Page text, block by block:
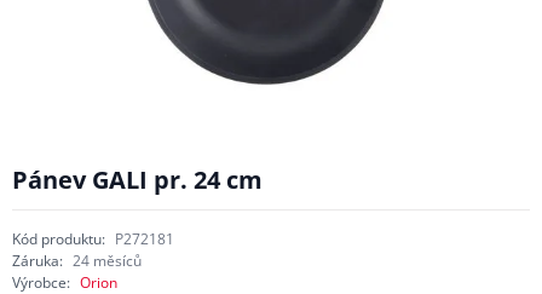
Pánev GALI pr. 24 cm
Kód produktu: P272181
Záruka: 24 měsíců
Výrobce: Orion